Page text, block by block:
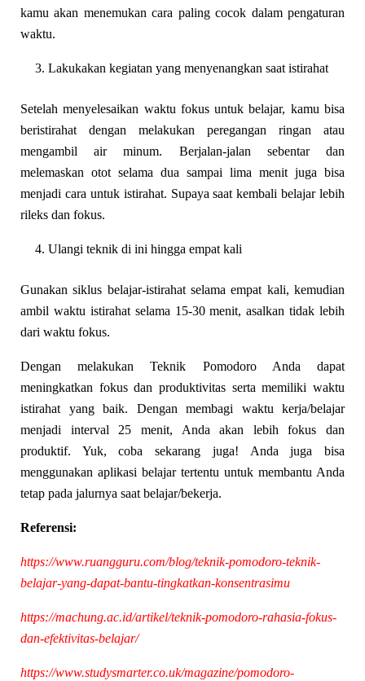
kamu akan menemukan cara paling cocok dalam pengaturan
waktu.
Lakukakan kegiatan yang menyenangkan saat istirahat
Setelah menyelesaikan waktu fokus untuk belajar, kamu bisa
beristirahat dengan melakukan peregangan ringan atau
mengambil air minum. Berjalan-jalan sebentar dan
melemaskan otot selama dua sampai lima menit juga bisa
menjadi cara untuk istirahat. Supaya saat kembali belajar lebih
rileks dan fokus.
Ulangi teknik di ini hingga empat kali
Gunakan siklus belajar-istirahat selama empat kali, kemudian
ambil waktu istirahat selama 15-30 menit, asalkan tidak lebih
dari waktu fokus.
Dengan melakukan Teknik Pomodoro Anda dapat
meningkatkan fokus dan produktivitas serta memiliki waktu
istirahat yang baik. Dengan membagi waktu kerja/belajar
menjadi interval 25 menit, Anda akan lebih fokus dan
produktif. Yuk, coba sekarang juga! Anda juga bisa
menggunakan aplikasi belajar tertentu untuk membantu Anda
tetap pada jalurnya saat belajar/bekerja.
Referensi:
https://www.ruangguru.com/blog/teknik-pomodoro-teknik-
belajar-yang-dapat-bantu-tingkatkan-konsentrasimu
https://machung.ac.id/artikel/teknik-pomodoro-rahasia-fokus-
dan-efektivitas-belajar/
https://www.studysmarter.co.uk/magazine/pomodoro-